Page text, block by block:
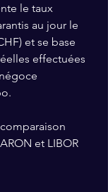
le taux
au jour le
et se base
effectuées
et LIBOR